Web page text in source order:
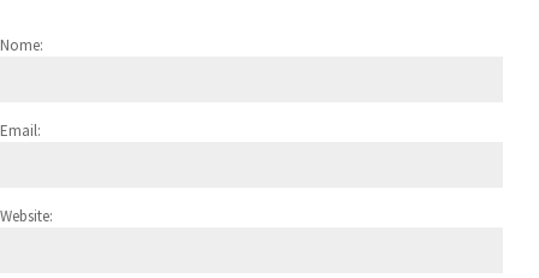
Nome:
Email:
Website: